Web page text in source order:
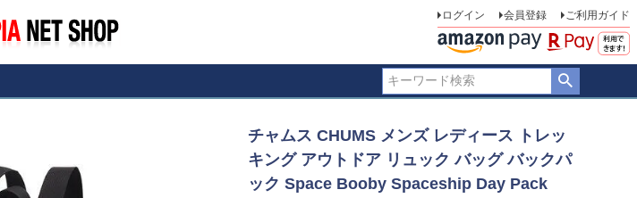
ログイン 会員登録 ご利用ガイド
チャムス CHUMS メンズ レディース トレッ
キング アウトドア リュック バッグ バックパ
ック Space Booby Spaceship Day Pack